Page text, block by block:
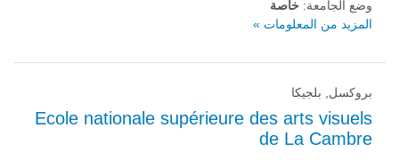
وضع الجامعة: خاصة
المزيد من المعلومات »
بروكسل, بلجيكا
Ecole nationale supérieure des arts visuels
de La Cambre